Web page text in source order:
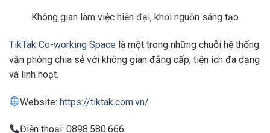
Không gian làm việc hiện đại, khơi nguồn sáng tạo
TikTak Co-working Space là một trong những chuỗi hệ thống
văn phòng chia sẻ với không gian đẳng cấp, tiện ích đa dạng
và linh hoạt.
Website:https://tiktak.com.vn/
Điện thoại: 0898.580.666